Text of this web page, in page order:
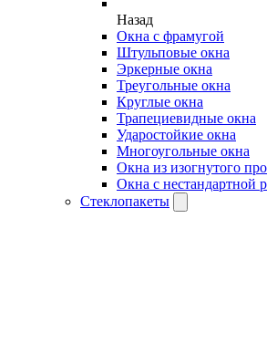
Назад
Окна с фрамугой
Штульповые окна
Эркерные окна
Треугольные окна
Круглые окна
Трапециевидные окна
Ударостойкие окна
Многоугольные окна
Окна из изогнутого
Окна с нестандартной
Стеклопакеты